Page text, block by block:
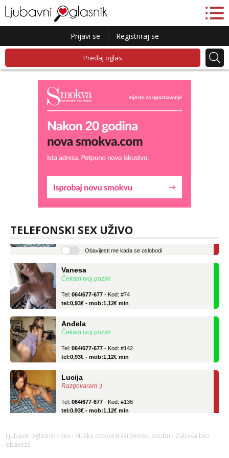
Prijavi se Registriraj se
Predaj oglas
TELEFONSKI SEX UŽIVO
Tel:064/677-677 - Kod: #136
tel:0,93€ - mob:1,12€ min
Obavijesti me kada se oslobodi
Čekam tvoj poziv!
tel:0,93€ - mob:1,12€ min
Čekam tvoj poziv!
tel:0,93€ - mob:1,12€ min
Razgovaram :)
tel:0,93€ - mob:1,12€ min
Obavijesti me kada se oslobodi
Vanesa
Ljubavni oglasnik › Sex › Muška osoba traži žensku osobu › Zabava bez
obaveza